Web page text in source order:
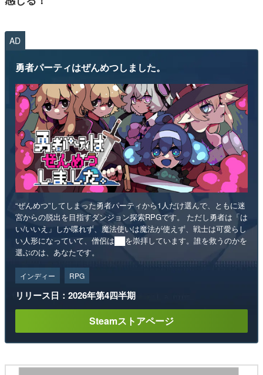
AD
勇者パーティはぜんめつしました。
“ぜんめつ”してしまった勇者パーティから1人だけ選んで、ともに迷
宮からの脱出を目指すダンジョン探索RPGです。 ただし勇者は「は
い/いいえ」しか喋れず、魔法使いは魔法が使えず、戦士は可愛らし
い人形になっていて、僧侶は██を崇拝しています。誰を救うのかを
選ぶのは、あなたです。
インディー RPG
リリース日：2026年第4四半期
Steamストアページ